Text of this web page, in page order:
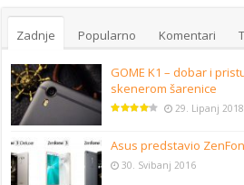
Zadnje Popularno Komentari
GOME K1 – dobar i
skenerom šarenice
29. Lipanj 2018
Asus predstavio
30. Svibanj 2016